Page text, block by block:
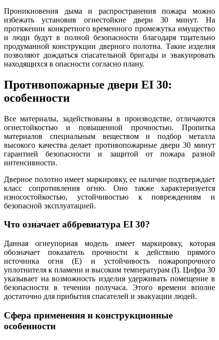
Проникновения дыма и распространения пожара можно
избежать установив огнестойкие двери 30 минут. На
протяжении конкретного временного промежутка имущество
и люди будут в полной безопасности благодаря тщательно
продуманной конструкции дверного полотна. Такие изделия
позволяют дождаться спасательной бригады и эвакуировать
находящихся в опасности согласно плану.
Противопожарные двери EI 30:
особенности
Все материалы, задействованы в производстве, отличаются
огнестойкостью и повышенной прочностью. Пропитка
материалов специальным веществом и подбор металла
высокого качества делает противопожарные двери 30 минут
гарантией безопасности и защитой от пожара разной
интенсивности.
Дверное полотно имеет маркировку, ее наличие подтверждает
класс сопротивления огню. Оно также характеризуется
износостойкостью, устойчивостью к повреждениям и
безопасной эксплуатацией.
Что означает аббревиатура EI 30?
Данная огнеупорная модель имеет маркировку, которая
обозначает показатель прочности к действию прямого
источника огня (Е) и устойчивость пожаропрочного
уплотнителя к пламени и высоким температурам (I). Цифра 30
указывает на возможность изделия удерживать помещение в
безопасности в течении получаса. Этого времени вполне
достаточно для прибытия спасателей и эвакуации людей.
Сфера применения и конструкционные
особенности